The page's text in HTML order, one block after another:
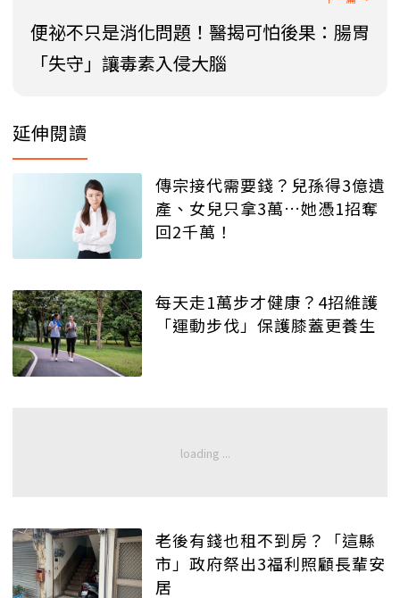
便祕不只是消化問題！醫揭可怕後果：腸胃
「失守」讓毒素入侵大腦
延伸閱讀
傳宗接代需要錢？兒孫得3億遺
產、女兒只拿3萬…她憑1招奪
回2千萬！
每天走1萬步才健康？4招維護
「運動步伐」保護膝蓋更養生
老後有錢也租不到房？「這縣
市」政府祭出3福利照顧長輩安
居